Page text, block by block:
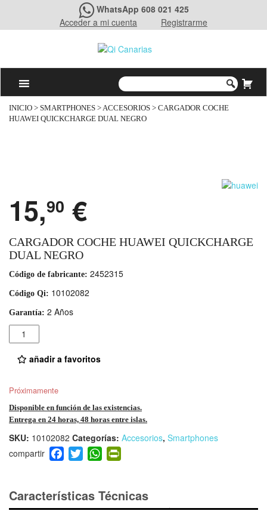
WhatsApp 608 021 425
Acceder a mi cuenta
Registrarme
INICIO > SMARTPHONES >ACCESORIOS > CARGADOR COCHE
HUAWEI QUICKCHARGE DUAL NEGRO
15,90 €
CARGADOR COCHE HUAWEI QUICKCHARGE
DUAL NEGRO
Código de fabricante: 2452315
Código Qi: 10102082
Garantía: 2 Años
Cantidad
añadir a favoritos
Próximamente
Disponible en función de las existencias.
Entrega en 24 horas, 48 horas entre islas.
SKU: 10102082 Categorías: Accesorios, Smartphones
F
a
e
b
T
wi
er
W
h
s
A
ri
e
Características Técnicas